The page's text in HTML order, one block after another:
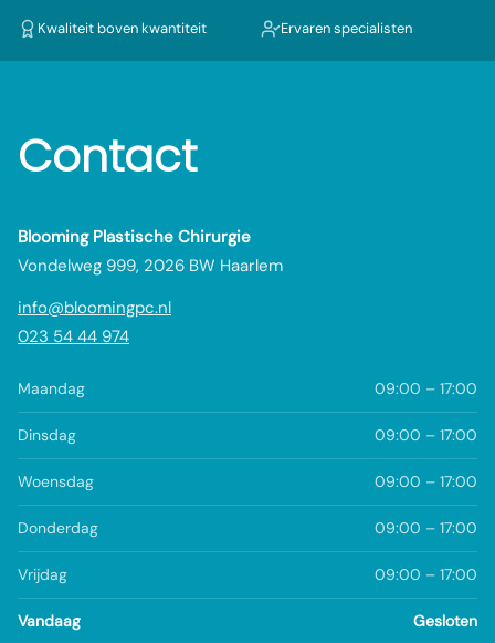
Kwaliteit boven kwantiteit Ervaren specialisten
Contact
Blooming Plastische Chirurgie
Vondelweg 999, 2026 BW Haarlem
info@bloomingpc.nl
023 54 44 974
Maandag 09:00 – 17:00
Dinsdag 09:00 – 17:00
Woensdag 09:00 – 17:00
Donderdag 09:00 – 17:00
Vrijdag 09:00 – 17:00
Vandaag Gesloten